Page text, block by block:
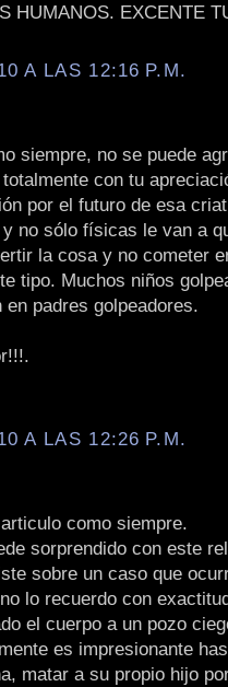
HUMANOS. EXCENTE
A LAS 12:16 P.M.
siempre, no se puede
con tu
por el futuro de esa
no sólo físicas le van a
la cosa y no cometer
tipo. Muchos niños
padres golpeadores.
A LAS 12:26 P.M.
como siempre.
sorprendido con este
sobre un caso que
lo recuerdo con
el cuerpo a un pozo
es impresionante
matar a su propio hijo